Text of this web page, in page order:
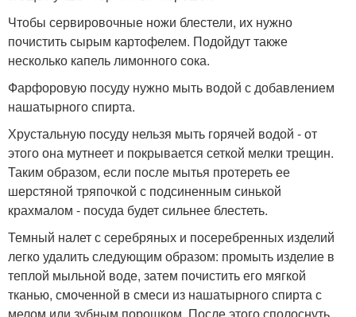
Чтобы сервировочные ножи блестели, их нужно
почистить сырым картофелем. Подойдут также
несколько капель лимонного сока.
Фарфоровую посуду нужно мыть водой с добавлением
нашатырного спирта.
Хрустальную посуду нельзя мыть горячей водой - от
этого она мутнеет и покрывается сеткой мелки трещин.
Таким образом, если после мытья протереть ее
шерстяной тряпочкой с подсиненным синькой
крахмалом - посуда будет сильнее блестеть.
Темный налет с серебряных и посеребренных изделий
легко удалить следующим образом: промыть изделие в
теплой мыльной воде, затем почистить его мягкой
тканью, смоченной в смеси из нашатырного спирта с
мелом или зубным порошком. После этого сполоснуть